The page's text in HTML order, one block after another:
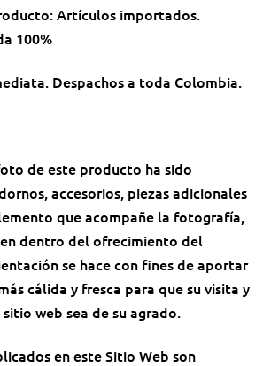
Artículos importados.
100%
Despachos a toda Colombia.
de este producto ha sido
accesorios, piezas adicionales
que acompañe la fotografía,
dentro del ofrecimiento del
se hace con fines de aportar
cálida y fresca para que su visita y
web sea de su agrado.
en este Sitio Web son